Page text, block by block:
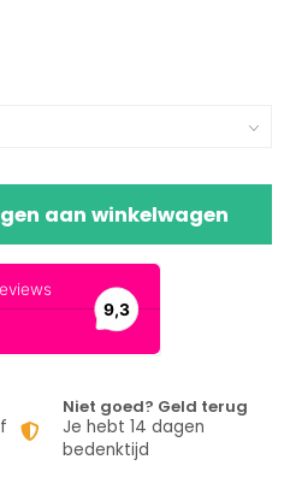
aan winkelwagen
Niet goed? Geld terug
Je hebt 14 dagen
bedenktijd